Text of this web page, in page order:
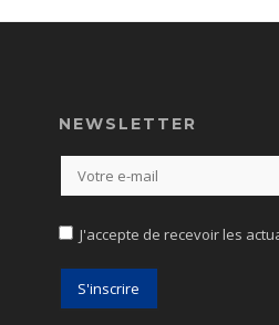
NEWSLETTER
J'accepte de recevoir les